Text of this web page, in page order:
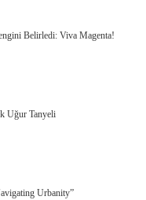
Belirledi: Viva Magenta!
Uğur Tanyeli
Urbanity”